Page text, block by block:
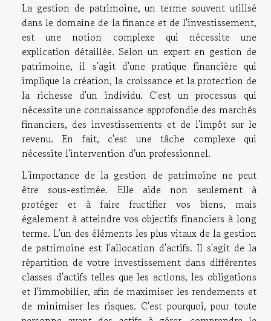
La gestion de patrimoine, un terme souvent utilisé
dans le domaine de la finance et de l'investissement,
est une notion complexe qui nécessite une
explication détaillée. Selon un expert en gestion de
patrimoine, il s'agit d'une pratique financière qui
implique la création, la croissance et la protection de
la richesse d'un individu. C'est un processus qui
nécessite une connaissance approfondie des marchés
financiers, des investissements et de l'impôt sur le
revenu. En fait, c'est une tâche complexe qui
nécessite l'intervention d'un professionnel.
L'importance de la gestion de patrimoine ne peut
être sous-estimée. Elle aide non seulement à
protéger et à faire fructifier vos biens, mais
également à atteindre vos objectifs financiers à long
terme. L'un des éléments les plus vitaux de la gestion
de patrimoine est l'allocation d'actifs. Il s'agit de la
répartition de votre investissement dans différentes
classes d'actifs telles que les actions, les obligations
et l'immobilier, afin de maximiser les rendements et
de minimiser les risques. C'est pourquoi, pour toute